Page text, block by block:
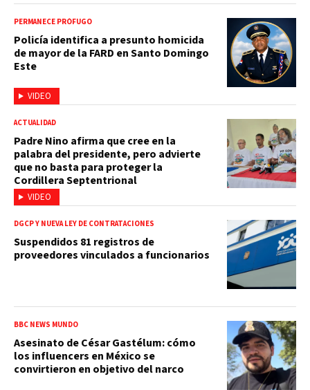
VIDEO
PERMANECE PRÓFUGO
Policía identifica a presunto homicida
de mayor de la FARD en Santo Domingo
Este
VIDEO
ACTUALIDAD
Padre Nino afirma que cree en la
palabra del presidente, pero advierte
que no basta para proteger la
Cordillera Septentrional
DGCP Y NUEVA LEY DE CONTRATACIONES
Suspendidos 81 registros de
proveedores vinculados a funcionarios
BBC NEWS MUNDO
Asesinato de César Gastélum: cómo
los influencers en México se
convirtieron en objetivo del narco